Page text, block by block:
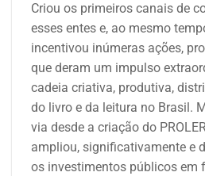
Criou os primeiros canais de
esses entes e, ao mesmo
incentivou inúmeras ações,
que deram um impulso
cadeia criativa, produtiva,
do livro e da leitura no Brasil.
via desde a criação do
ampliou, significativamente e
os investimentos públicos em